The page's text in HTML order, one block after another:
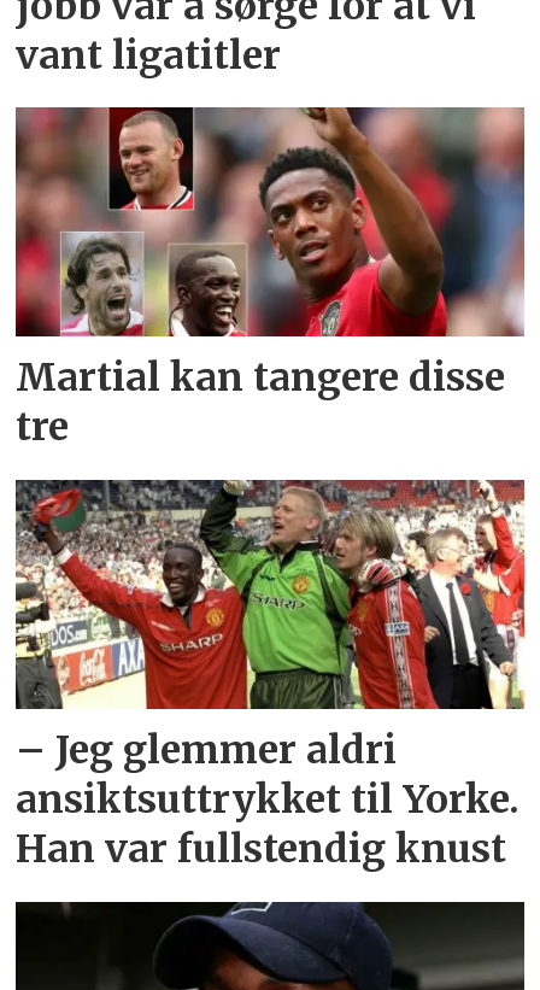
vant ligatitler
Martial kan tangere disse
tre
– Jeg glemmer aldri
ansiktsuttrykket til Yorke.
Han var fullstendig knust